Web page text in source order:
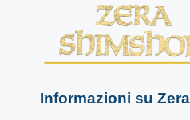
Informazioni su